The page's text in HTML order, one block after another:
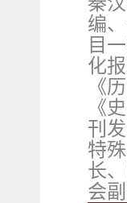
编
目
化
《
《
刊
特
长
会